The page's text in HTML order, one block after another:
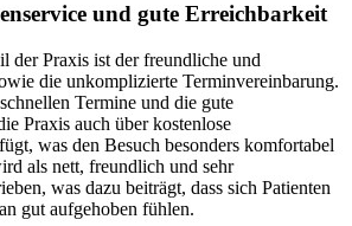
und gute Erreichbarkeit
der Praxis ist der freundliche und
die unkomplizierte Terminvereinbarung.
Termine und die gute
Praxis auch über kostenlose
was den Besuch besonders komfortabel
als nett, freundlich und sehr
was dazu beiträgt, dass sich Patienten
gut aufgehoben fühlen.